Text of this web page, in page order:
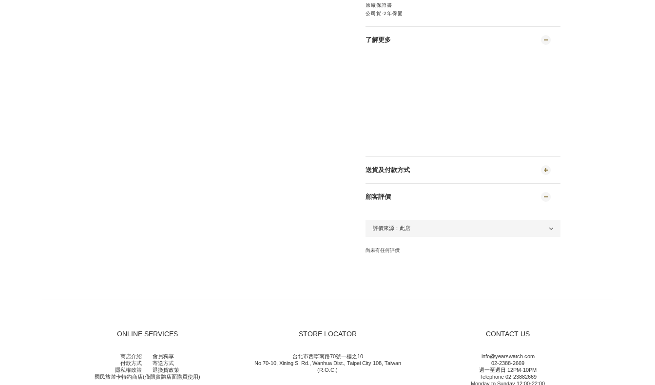
原廠保證書
公司貨‧2年保固
了解更多
送貨及付款方式
顧客評價
尚未有任何評價
ONLINE SERVICES
商店介紹
會員獨享
付款方式
寄送方式
隱私權政策
退換貨政策
國民旅遊卡特約商店(僅限實體店面購買使用)
STORE LOCATOR
台北市西寧南路70號一樓之10
No.70-10, Xining S. Rd., Wanhua Dist., Taipei City 108, Taiwan
(R.O.C.)
CONTACT US
info@yearswatch.com
02-2388-2669
週一至週日 12PM-10PM
Telephone 02-23882669
Monday to Sunday 12:00-22:00